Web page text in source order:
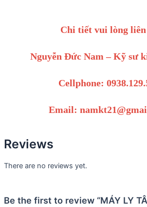
Chi tiết vui lòng liên
Nguyễn Đức Nam – Kỹ sư
Cellphone:
Email:
Reviews
There are no reviews yet.
Be the first to review “MÁY LY